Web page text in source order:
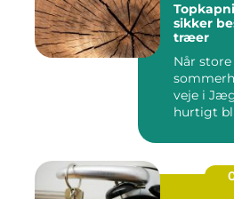
sikker
træer
Når
veje i
hurtigt